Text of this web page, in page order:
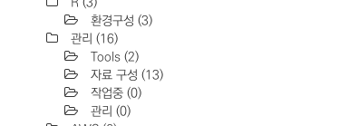
환경구성 (3)
관리 (16)
Tools (2)
자료 구성 (13)
작업중 (0)
관리 (0)